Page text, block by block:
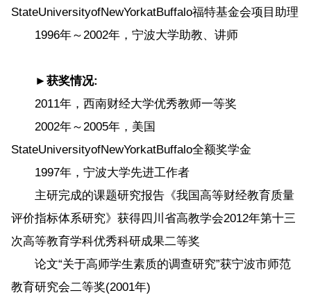
StateUniversityofNewYorkatBuffalo福特基金会项目助理
1996年～2002年，宁波大学助教、讲师
►获奖情况:
2011年，西南财经大学优秀教师一等奖
2002年～2005年，美国
StateUniversityofNewYorkatBuffalo全额奖学金
1997年，宁波大学先进工作者
主研完成的课题研究报告《我国高等财经教育质量
评价指标体系研究》获得四川省高教学会2012年第十三
次高等教育学科优秀科研成果二等奖
论文“关于高师学生素质的调查研究”获宁波市师范
教育研究会二等奖(2001年)